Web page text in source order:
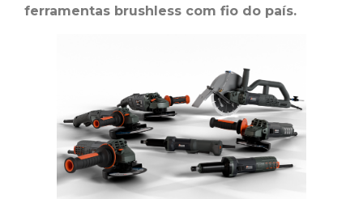
ferramentas brushless com fio do país.